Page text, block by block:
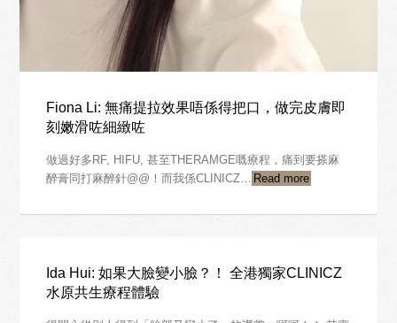
Fiona Li: 無痛提拉效果唔係得把口，做完皮膚即
刻嫩滑咗細緻咗
做過好多RF, HIFU, 甚至THERAMGE嘅療程，痛到要搽麻
醉膏同打麻醉針@@！而我係CLINICZ… Read more
Ida Hui: 如果大臉變小臉？！ 全港獨家CLINICZ
水原共生療程體驗